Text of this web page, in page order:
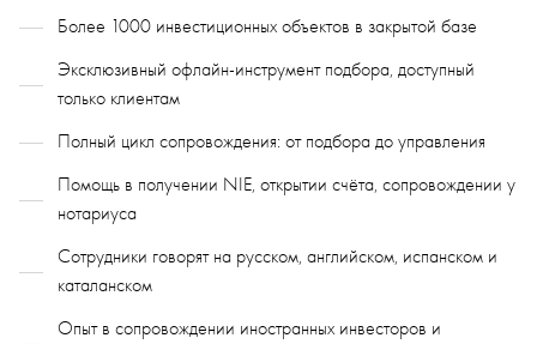
Более 1000 инвестиционных объектов в закрытой базе
Эксклюзивный офлайн-инструмент подбора, доступный
только клиентам
Полный цикл сопровождения: от подбора до управления
Помощь в получении NIE, открытии счёта, сопровождении у
нотариуса
Сотрудники говорят на русском, английском, испанском и
каталанском
Опыт в сопровождении иностранных инвесторов и